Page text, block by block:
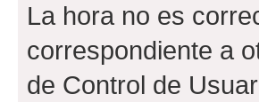
La hora no es
correspondiente a
de Control de